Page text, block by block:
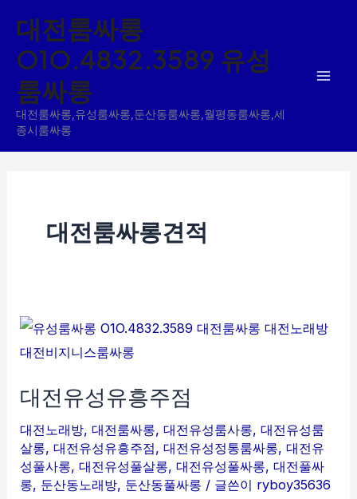
뛰
대전룸싸롱
O1O.4832.3589 유성
룸싸롱
대전룸싸롱,유성룸싸롱,둔산동룸싸롱,월평동룸싸롱,세
종시룸싸롱
대전룸싸롱견적
대전유성유흥주점
대전노래방,대전룸싸롱,대전유성룸사롱,대전유성룸
살롱,대전유성유흥주점,대전유성정통룸싸롱,대전유
성풀사롱,대전유성풀살롱,대전유성풀싸롱,대전풀싸
롱, 둔산동노래방, 둔산동풀싸롱 / 글쓴이 ryboy35636
대
전
성
흥
주
점